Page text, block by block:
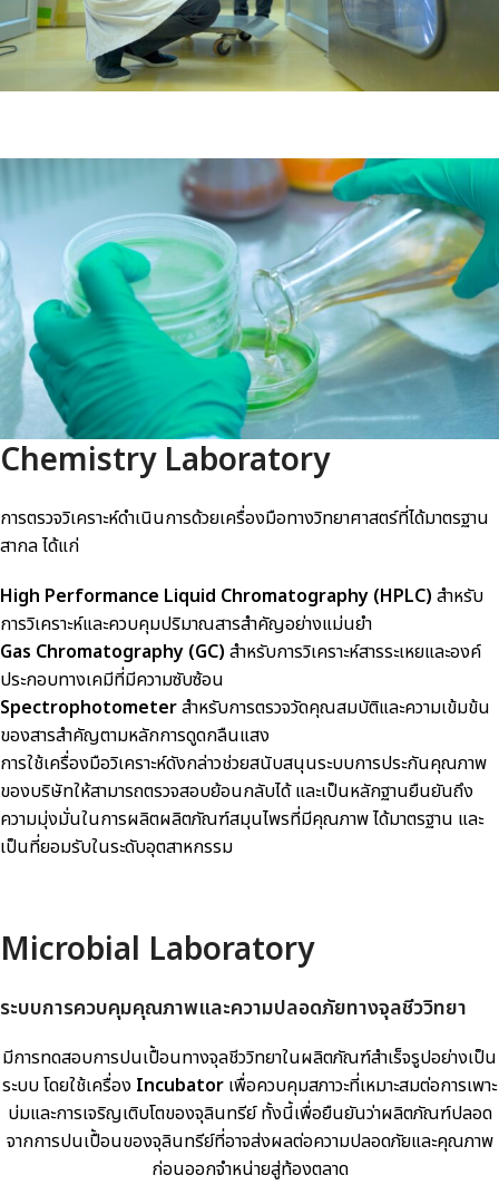
Chemistry Laboratory
การตรวจวิเคราะห์ดำเนินการด้วยเครื่องมือทางวิทยาศาสตร์ที่ได้มาตรฐาน
สากล ได้แก่
High Performance Liquid Chromatography (HPLC) สำหรับ
การวิเคราะห์และควบคุมปริมาณสารสำคัญอย่างแม่นยำ
Gas Chromatography (GC) สำหรับการวิเคราะห์สารระเหยและองค์
ประกอบทางเคมีที่มีความซับซ้อน
Spectrophotometerสำหรับการตรวจวัดคุณสมบัติและความเข้มข้น
ของสารสำคัญตามหลักการดูดกลืนแสง
การใช้เครื่องมือวิเคราะห์ดังกล่าวช่วยสนับสนุนระบบการประกันคุณภาพ
ของบริษัทให้สามารถตรวจสอบย้อนกลับได้ และเป็นหลักฐานยืนยันถึง
ความมุ่งมั่นในการผลิตผลิตภัณฑ์สมุนไพรที่มีคุณภาพ ได้มาตรฐาน และ
เป็นที่ยอมรับในระดับอุตสาหกรรม
Microbial Laboratory
ระบบการควบคุมคุณภาพและความปลอดภัยทางจุลชีววิทยา
มีการทดสอบการปนเปื้อนทางจุลชีววิทยาในผลิตภัณฑ์สำเร็จรูปอย่างเป็น
ระบบ โดยใช้เครื่อง Incubator เพื่อควบคุมสภาวะที่เหมาะสมต่อการเพาะ
บ่มและการเจริญเติบโตของจุลินทรีย์ ทั้งนี้เพื่อยืนยันว่าผลิตภัณฑ์ปลอด
จากการปนเปื้อนของจุลินทรีย์ที่อาจส่งผลต่อความปลอดภัยและคุณภาพ
ก่อนออกจำหน่ายสู่ท้องตลาด